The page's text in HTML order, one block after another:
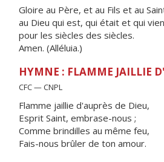
Gloire au Père, et au Fils et au
au Dieu qui est, qui était et qui
pour les siècles des siècles.
Amen. (Alléluia.)
HYMNE : FLAMME JAILLIE
CFC — CNPL
Flamme jaillie d'auprès de Dieu,
Esprit Saint, embrase-nous ;
Comme brindilles au même feu,
Fais-nous brûler de ton amour.